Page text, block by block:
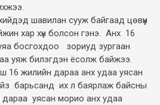
шавилан сууж байгаад цөвүүн
хар хүн болсон гэнэ. Анх 16
босгохдоо зориуд зургаан
уяж билэгдэн ёсолж байжээ.
16 жилийн дараа анх удаа уясан
барьсанд их л баярлаж байсны
уясан морио анх удаа